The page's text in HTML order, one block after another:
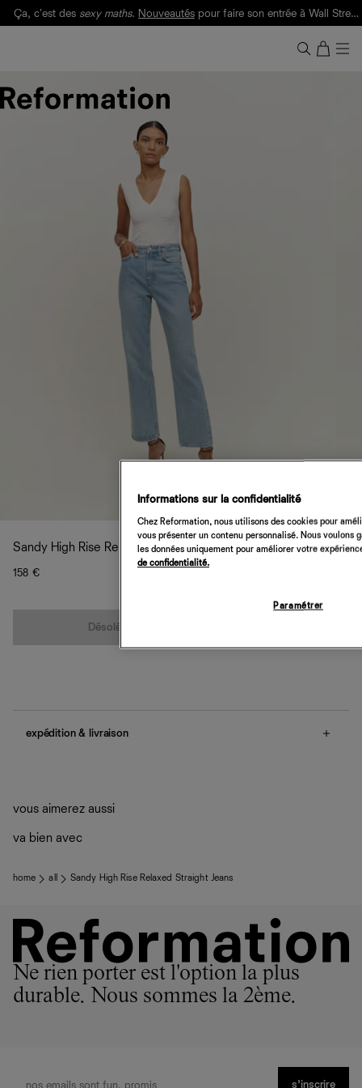
Ça, c'est des sexy maths. Nouveautés pour faire son entrée à Wall Street.
Sandy High Rise Relaxed Straight Jeans
158 €
Désolé, cet article n’est pas disponible
expédition & livraison
vous aimerez aussi
va bien avec
home all Sandy High Rise Relaxed Straight Jeans
Ne rien porter est l'option la plus
durable. Nous sommes la 2ème.
s’inscrire
Informations sur la confidentialité
Chez Reformation, nous utilisons des cookies pour
vous présenter un contenu personnalisé. Nous
les données uniquement pour améliorer votre
de confidentialité.
Paramétrer